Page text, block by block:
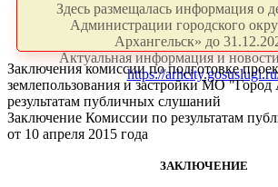
Здесь размещалась информация о
Администрации городского
Архангельск» до
Актуальная информация и
https://
Заключения комиссии по подготовке
землепользования и застройки МО "Город
результатам публичных слушаний
Заключение Комиссии по результатам
от 10 апреля 2015 года
ЗАКЛЮЧЕНИЕ